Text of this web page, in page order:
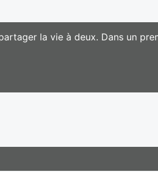
la vie à deux. Dans un